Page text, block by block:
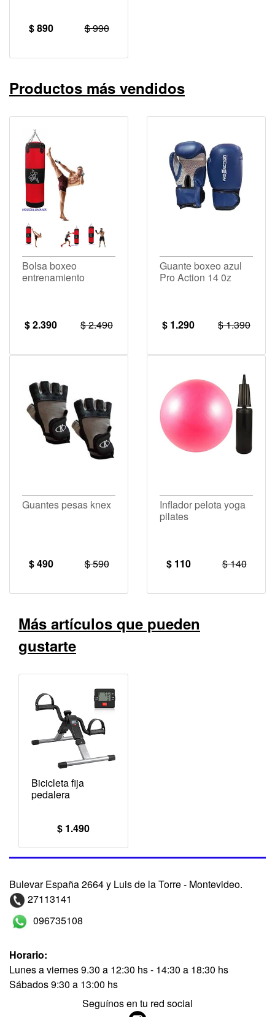
$ 890 $ 990
Productos más vendidos
Bolsa boxeo
entrenamiento
$ 2.390 $ 2.490
Guante boxeo azul
Pro Action 14 0z
$ 1.290 $ 1.390
Guantes pesas knex
$ 490 $ 590
Inflador pelota yoga
pilates
$ 110 $ 140
Más artículos que pueden
gustarte
Bicicleta fija
pedalera
$ 1.490
Bulevar España 2664 y Luis de la Torre - Montevideo.
27113141
096735108
Horario:
Lunes a viernes 9.30 a 12:30 hs - 14:30 a 18:30 hs
Sábados 9:30 a 13:00 hs
Seguínos en tu red social